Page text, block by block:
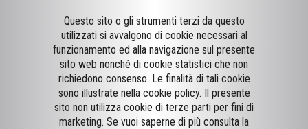
Questo sito o gli strumenti terzi da questo
utilizzati si avvalgono di cookie necessari al
funzionamento ed alla navigazione sul presente
sito web nonché di cookie statistici che non
richiedono consenso. Le finalità di tali cookie
sono illustrate nella cookie policy. Il presente
sito non utilizza cookie di terze parti per fini di
marketing. Se vuoi saperne di più consulta la